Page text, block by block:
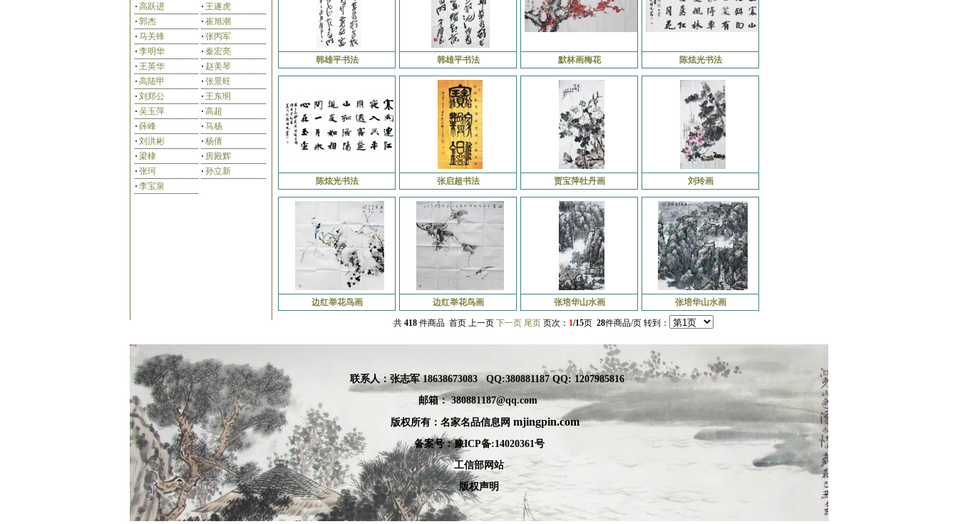
刘艳会 齐宏伟
孙永茂
宁学法 庄叶欣
王世英 刘洪海
· 高跃进 · 王遂虎
· 郭杰 · 崔旭潮
· 马关锋 · 张丙军
· 李明华 · 秦宏亮
· 王英华 · 赵美琴
· 高陆甲 · 张景旺
· 刘郑公 · 王东明
· 吴玉萍 · 高超
· 薛峰 · 马杨
· 刘洪彬 · 杨倩
· 梁棣 · 房殿辉
· 张珂 · 孙立新
· 李宝泉
韩雄平书法 韩雄平书法 默林画梅花 陈炫光书法
陈炫光书法 张启超书法 贾宝萍牡丹画 刘玲画
边红举花鸟画 边红举花鸟画 张培华山水画 张培华山水画
共 418件商品 首页 上一页 下一页 尾页页次： 1/15页 28件商品/页 转到：
联系人：张志军 18638673083
QQ:380881187 QQ: 1207985816
邮箱： 380881187@qq.com
版权所有：名家名品信息网 mjingpin.com
备案号：豫ICP备:14020361号
工信部网站
版权声明